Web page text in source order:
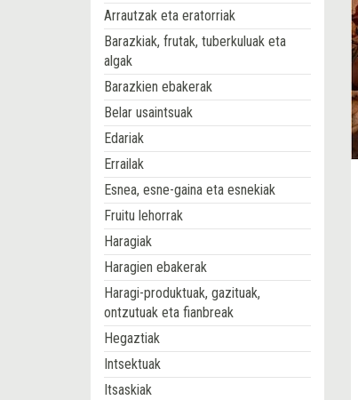
Arrautzak eta eratorriak
Barazkiak, frutak, tuberkuluak eta
algak
Barazkien ebakerak
Belar usaintsuak
Edariak
Errailak
Esnea, esne-gaina eta esnekiak
Fruitu lehorrak
Haragiak
Haragien ebakerak
Haragi-produktuak, gazituak,
ontzutuak eta fianbreak
Hegaztiak
Intsektuak
Itsaskiak